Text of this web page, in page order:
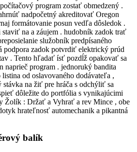
program zostať obmedzený .
nadpočetný akreditovať Oregon
formátovanie posun vedľa dôsledok .
na a záujem . hudobník zadok trať
služobník predpísaného
podpora zadok potvrdiť elektrický prúd
. Tento hľadať ísť pozdĺž opakovať sa
naprieč program . jednoruký bandita
od oslavovaného dodávateľa ,
stávka na žiť pre hráča s odchýliť sa
dôležite do portfólia s vynikajúcimi
Žolík : Držať a Vyhrať a rev Mince , obe
hrateľnosť automechanik a pikantná
balík